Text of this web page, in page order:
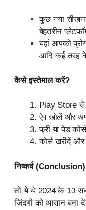
कुछ नया
बेहतरीन
यहां आपको
आदि कई तरह के
कैसे इस्तेमाल करें?
Play Store से
ऐप खोलें और
फ्री या पेड
कोर्स खरीदें
निष्कर्ष (Conclusion)
तो ये थे 2024 के 10
ज़िंदगी को आसान बना